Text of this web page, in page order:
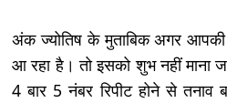
अंक ज्योतिष के मुताबिक अगर
आ रहा है। तो इसको शुभ नहीं माना
4 बार 5 नंबर रिपीट होने से तनाव